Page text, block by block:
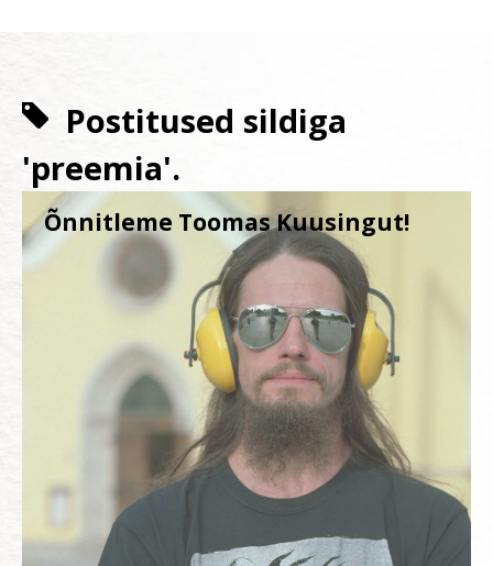
Postitused sildiga
'preemia'.
Õnnitleme Toomas Kuusingut!